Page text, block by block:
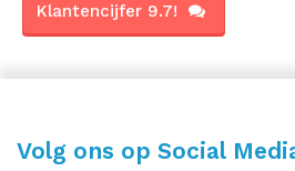
Klantencijfer 9.7!
Volg ons op Social